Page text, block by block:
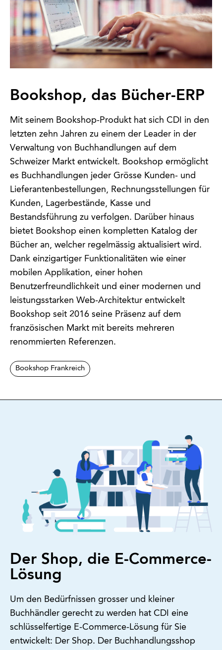
Bookshop, das Bücher-ERP
Mit seinem Bookshop-Produkt hat sich CDI in den
letzten zehn Jahren zu einem der Leader in der
Verwaltung von Buchhandlungen auf dem
Schweizer Markt entwickelt. Bookshop ermöglicht
es Buchhandlungen jeder Grösse Kunden- und
Lieferantenbestellungen, Rechnungsstellungen für
Kunden, Lagerbestände, Kasse und
Bestandsführung zu verfolgen. Darüber hinaus
bietet Bookshop einen kompletten Katalog der
Bücher an, welcher regelmässig aktualisiert wird.
Dank einzigartiger Funktionalitäten wie einer
mobilen Applikation, einer hohen
Benutzerfreundlichkeit und einer modernen und
leistungsstarken Web-Architektur entwickelt
Bookshop seit 2016 seine Präsenz auf dem
französischen Markt mit bereits mehreren
renommierten Referenzen.
Bookshop Frankreich
Der Shop, die E-Commerce-
Lösung
Um den Bedürfnissen grosser und kleiner
Buchhändler gerecht zu werden hat CDI eine
schlüsselfertige E-Commerce-Lösung für Sie
entwickelt: Der Shop. Der Buchhandlungsshop